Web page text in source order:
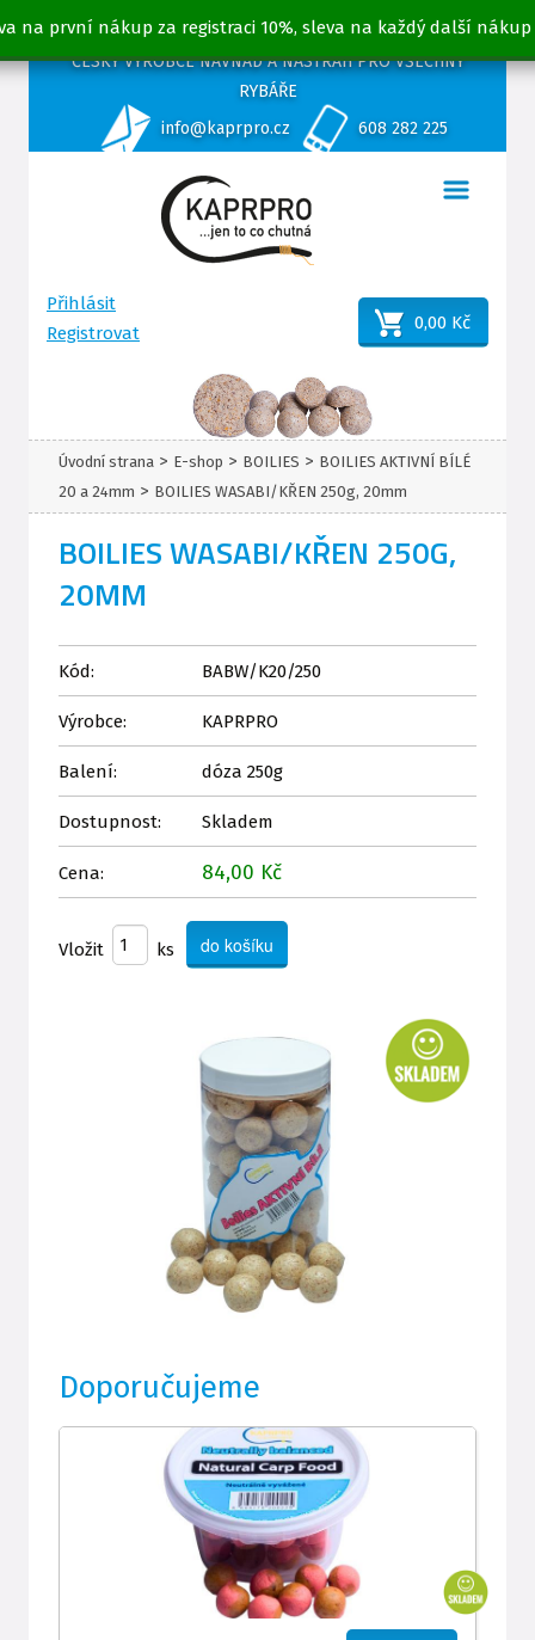
na první nákup za registraci 10%, sleva na každý další nákup
ČESKÝ VÝROBCE NÁVNAD A NÁSTRAH PRO VŠECHNY
RYBÁŘE
info@kaprpro.cz
608 282 225
Přihlásit
Registrovat
0,00 Kč
Úvodní strana > E-shop > BOILIES > BOILIES AKTIVNÍ BÍLÉ
20 a 24mm > BOILIES WASABI/KŘEN 250g, 20mm
BOILIES WASABI/KŘEN 250G,
20MM
Kód: BABW/K20/250
Výrobce: KAPRPRO
Balení: dóza 250g
Dostupnost: Skladem
Cena: 84,00 Kč
Vložit ks
Doporučujeme